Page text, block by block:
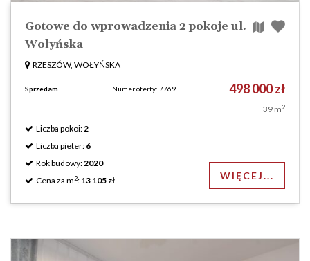
Gotowe do wprowadzenia 2 pokoje ul.
Wołyńska
RZESZÓW, WOŁYŃSKA
Sprzedam Numer oferty: 7769 498 000 zł
39 m2
Liczba pokoi:2
Liczba pieter: 6
Rok budowy:2020
Cena za m2: 13 105 zł WIĘCEJ...